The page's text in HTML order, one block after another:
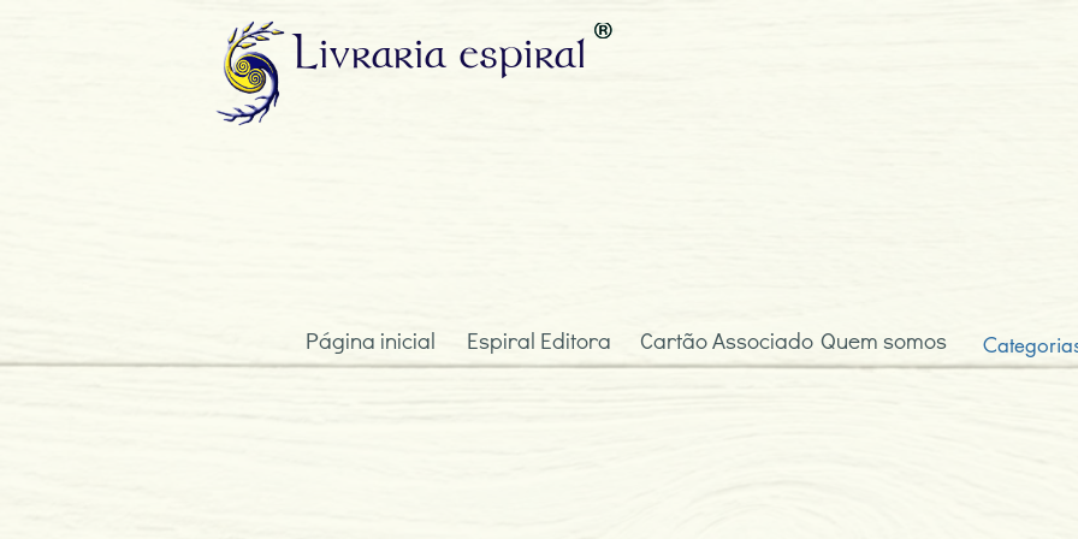
Livraria espiral
Página inicial Espiral Editora Cartão Associado Quem somos